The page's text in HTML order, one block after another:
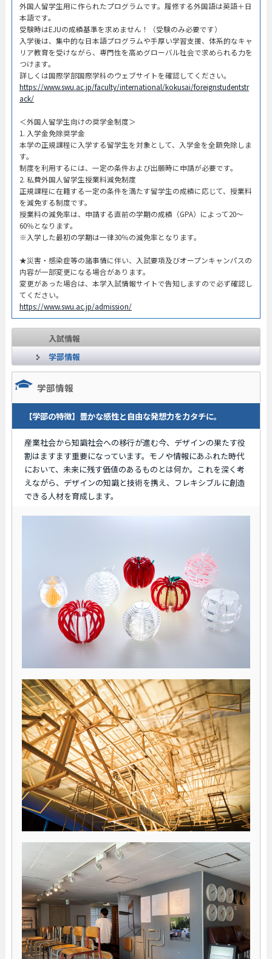
外国人留学生用に作られたプログラムです。履修する外国語は英語＋日
本語です。
受験時はEJUの成績基準を求めません！（受験のみ必要です）
入学後は、集中的な日本語プログラムや手厚い学習支援、体系的なキャ
リア教育を受けながら、専門性を高めグローバル社会で求められる力を
つけます。
詳しくは国際学部国際学科のウェブサイトを確認してください。
https://www.swu.ac.jp/faculty/international/kokusai/foreignstudentstr
ack/
＜外国人留学生向けの奨学金制度＞
1. 入学金免除奨学金
本学の正規課程に入学する留学生を対象として、入学金を全額免除しま
す。
制度を利用するには、一定の条件および出願時に申請が必要です。
2. 私費外国人留学生授業料減免制度
正規課程に在籍する一定の条件を満たす留学生の成績に応じて、授業料
を減免する制度です。
授業料の減免率は、申請する直前の学期の成績（GPA）によって20～
60％となります。
※入学した最初の学期は一律30％の減免率となります。
★災害・感染症等の諸事情に伴い、入試要項及びオープンキャンパスの
内容が一部変更になる場合があります。
変更があった場合は、本学入試情報サイトで告知しますので必ず確認し
てください。
https://www.swu.ac.jp/admission/
入試情報
学部情報
学部情報
【学部の特徴】豊かな感性と自由な発想力をカタチに。
産業社会から知識社会への移行が進む今、デザインの果たす役
割はますます重要になっています。モノや情報にあふれた時代
において、未来に残す価値のあるものとは何か。これを深く考
えながら、デザインの知識と技術を携え、フレキシブルに創造
できる人材を育成します。